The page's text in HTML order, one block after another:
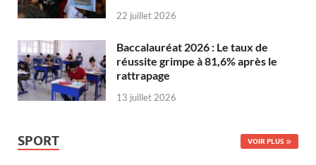
22 juillet 2026
Baccalauréat 2026 : Le taux de
réussite grimpe à 81,6% après le
rattrapage
13 juillet 2026
SPORT VOIR PLUS